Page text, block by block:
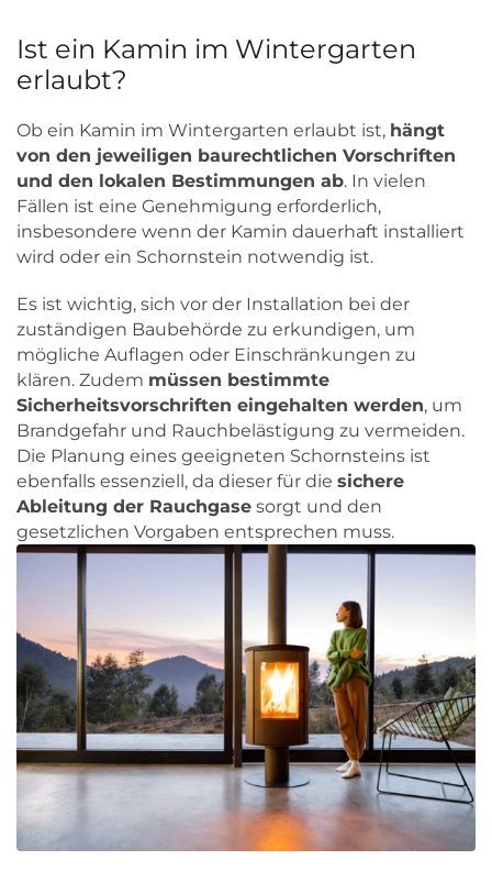
Ist ein Kamin im Wintergarten
erlaubt?
Ob ein Kamin im Wintergarten erlaubt ist, hängt
von den jeweiligen baurechtlichen Vorschriften
und den lokalen Bestimmungen ab. In vielen
Fällen ist eine Genehmigung erforderlich,
insbesondere wenn der Kamin dauerhaft installiert
wird oder ein Schornstein notwendig ist.
Es ist wichtig, sich vor der Installation bei der
zuständigen Baubehörde zu erkundigen, um
mögliche Auflagen oder Einschränkungen zu
klären. Zudem müssen bestimmte
Sicherheitsvorschriften eingehalten werden, um
Brandgefahr und Rauchbelästigung zu vermeiden.
Die Planung eines geeigneten Schornsteins ist
ebenfalls essenziell, da dieser für die sichere
Ableitung der Rauchgase sorgt und den
gesetzlichen Vorgaben entsprechen muss.